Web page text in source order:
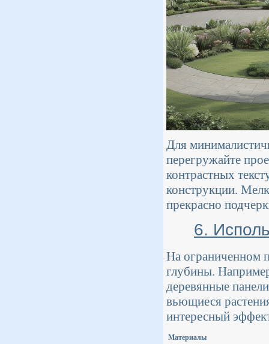
Для
перегружайте
контрастных
конструкции.
прекрасно
6.
На ограниченном
глубины.
деревянные
вьющиеся
интересный
Материалы